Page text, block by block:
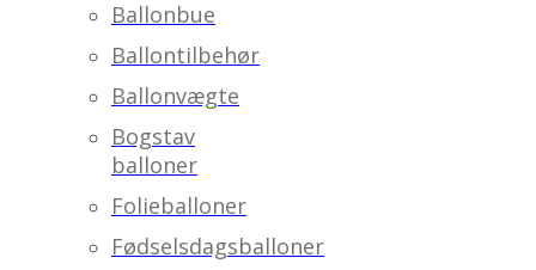
Ballonbue
Ballontilbehør
Ballonvægte
Bogstav
balloner
Folieballoner
Fødselsdagsballoner